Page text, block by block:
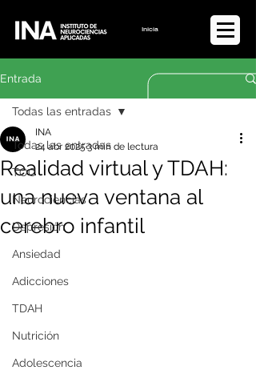
Iniciar sesión
Entrada
Todas las entradas
TOC
Neurociencias
Depresión
Ansiedad
Adicciones
TDAH
Nutrición
Adolescencia
Todas las entradas
Realidad virtual y TDAH:
una nueva ventana al
cerebro infantil
INA
24 abr 20253 min de lectura